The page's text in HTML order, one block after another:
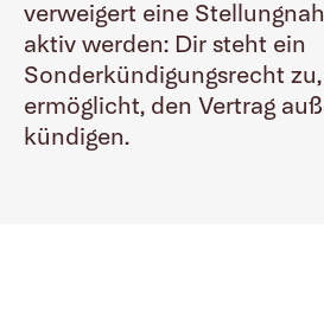
verweigert eine
aktiv werden: Dir steht ein
Sonderkündigungsrecht
ermöglicht, den Vertrag
kündigen.